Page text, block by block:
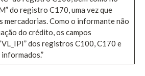
do registro C170, uma vez que
mercadorias. Como o informante não
do crédito, os campos
dos registros C100, C170 e